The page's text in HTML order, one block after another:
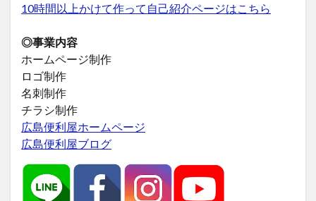
10時間以上かけて作って自己紹介ページはこちら
◎事業内容
ホームページ制作
ロゴ制作
名刺制作
チラシ制作
広島便利屋ホームページ
広島便利屋ブログ